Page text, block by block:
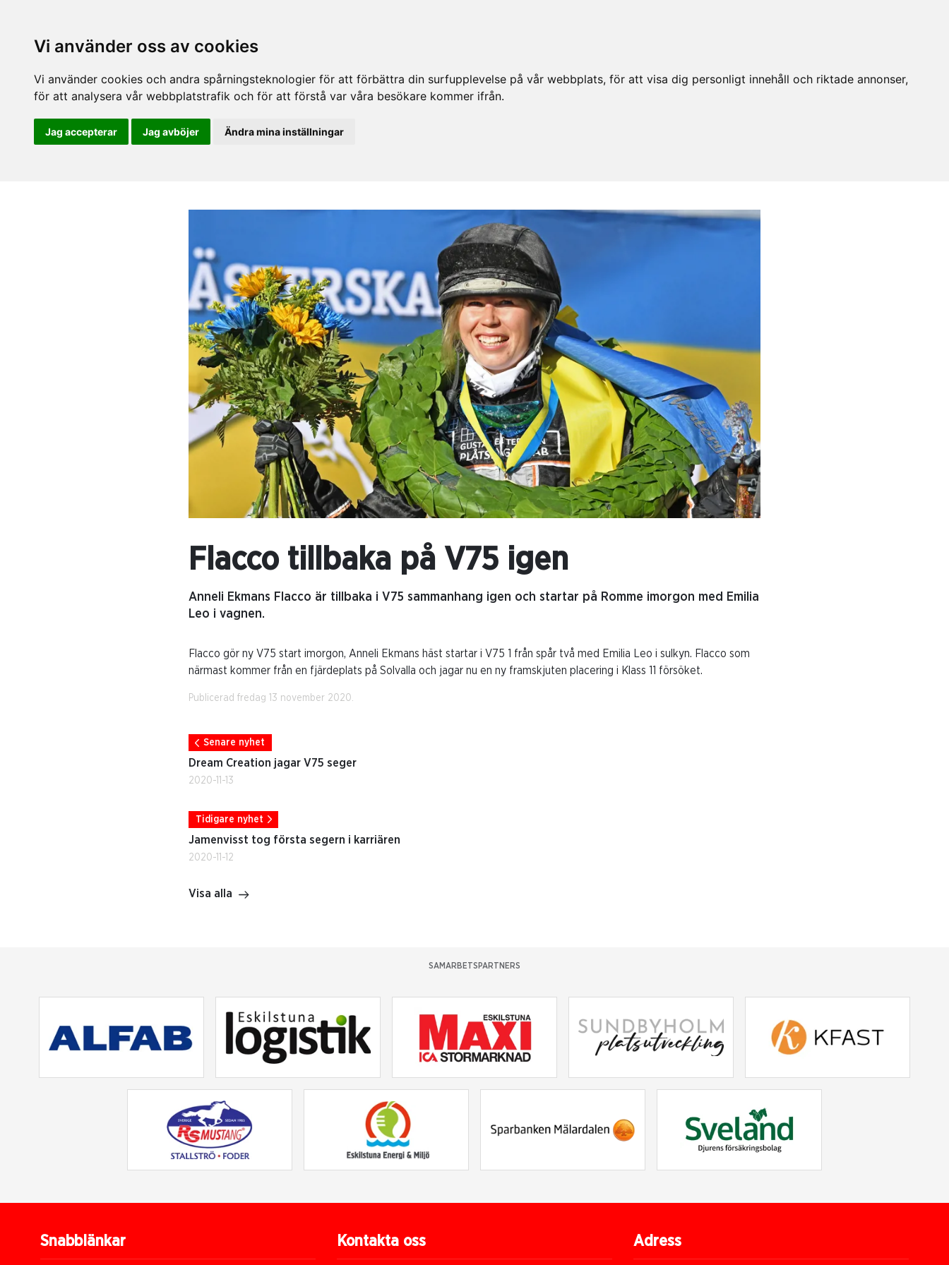
Vi använder oss av cookies
Vi använder cookies och andra spårningsteknologier för att förbättra din surfupplevelse på vår webbplats, för att visa dig personligt innehåll och riktade annonser,
för att analysera vår webbplatstrafik och för att förstå var våra besökare kommer ifrån.
Jag accepterar Jag avböjer Ändra mina inställningar
Flacco tillbaka på V75 igen
Anneli Ekmans Flacco är tillbaka i V75 sammanhang igen och startar på Romme imorgon med Emilia
Leo i vagnen.
Flacco gör ny V75 start imorgon, Anneli Ekmans häst startar i V75 1 från spår två med Emilia Leo i sulkyn. Flacco som
närmast kommer från en fjärdeplats på Solvalla och jagar nu en ny framskjuten placering i Klass 11 försöket.
Publicerad fredag 13 november 2020.
Senare nyhet
Dream Creation jagar V75 seger
2020-11-13
Tidigare nyhet
Jamenvisst tog första segern i karriären
2020-11-12
Visa alla
SAMARBETSPARTNERS
Snabblänkar Kontakta oss Adress